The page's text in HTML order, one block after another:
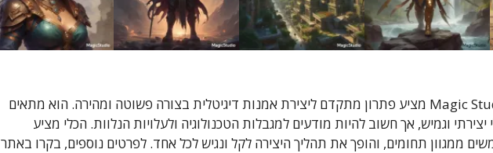
Magic Studio AI Art Generator מציע פתרון מתקדם ליצירת אמנות דיגיטלית בצורה פשוטה ומהירה. הוא מתאים
וגמיש, אך חשוב להיות מודעים למגבלות הטכנולוגיה ולעלויות הנלוות. הכלי מציע
ממגוון תחומים, והופך את תהליך היצירה לקל ונגיש לכל אחד. לפרטים נוספים, בקרו באתר